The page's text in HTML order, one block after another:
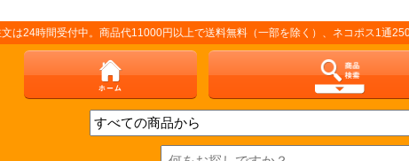
間受付中。商品代11000円以上で送料無料（一部を除く）、ネコポス1通250円（